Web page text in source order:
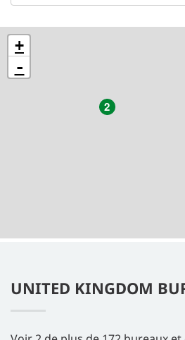
2
+
-
UNITED KINGDOM